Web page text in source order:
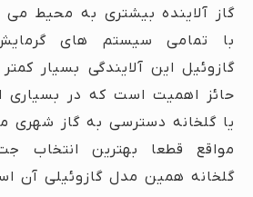
گاز آلاینده بیشتری به محیط می
با تمامی سیستم های
گازوئیل این آلایندگی بسیار
حائز اهمیت است که در بسیاری
یا گلخانه دسترسی به گاز شهری
مواقع قطعا بهترین انتخاب
گلخانه همین مدل گازوئیلی آن